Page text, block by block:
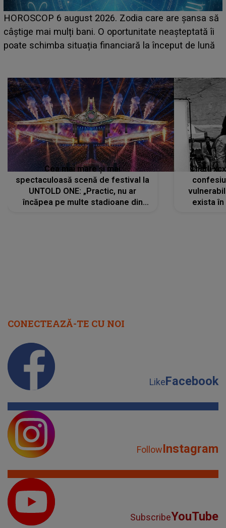
LINE-UP UNTOLD ONE, prima zi. Cine sunt artiștii
care deschid festivalul și de la ce ore au loc cele mai
așteptate concerte pe scena principală?
Cea mai mare și mai
spectaculoasă scenă de festival la
UNTOLD ONE: „Practic, nu ar
încăpea pe multe stadioane din
Charli
exista
CONECTEAZĂ-TE CU NOI
LikeFacebook
FollowInstagram
SubscribeYouTube